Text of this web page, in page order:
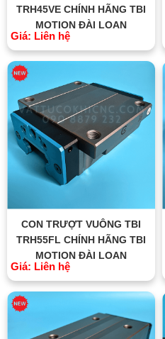
TRH45VE CHÍNH HÃNG TBI
MOTION ĐÀI LOAN
Giá: Liên hệ
CON TRƯỢT VUÔNG TBI
TRH55FL CHÍNH HÃNG TBI
MOTION ĐÀI LOAN
Giá: Liên hệ